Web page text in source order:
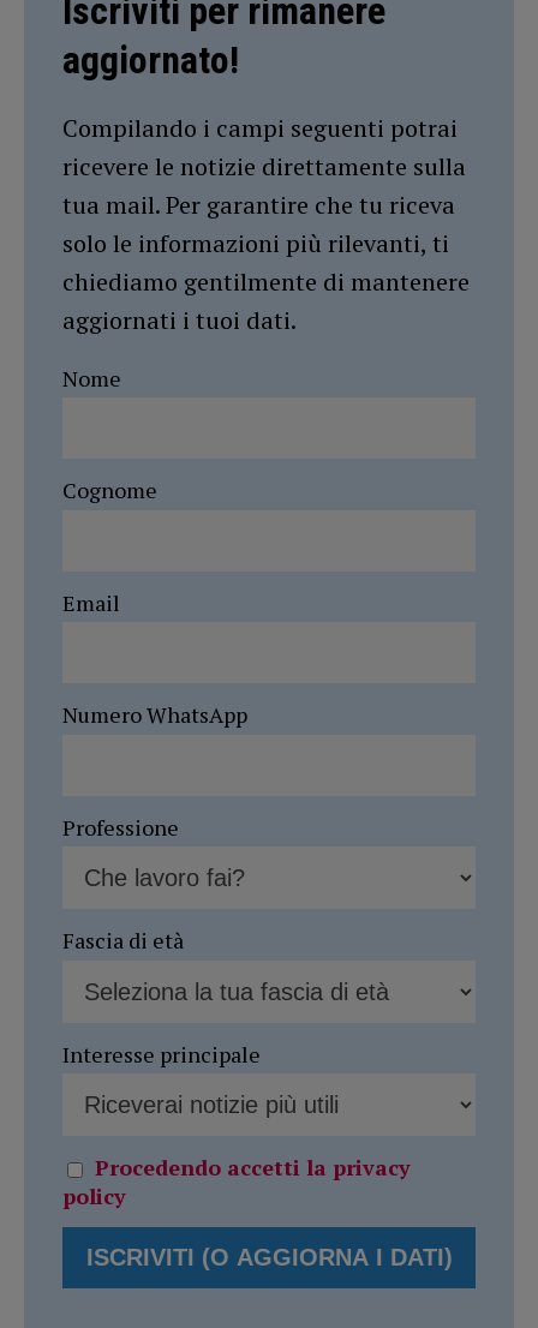
Iscriviti per rimanere
aggiornato!
Compilando i campi seguenti potrai
ricevere le notizie direttamente sulla
tua mail. Per garantire che tu riceva
solo le informazioni più rilevanti, ti
chiediamo gentilmente di mantenere
aggiornati i tuoi dati.
Nome
Cognome
Email
Numero WhatsApp
Professione
Fascia di età
Interesse principale
Procedendo accetti la privacy
policy